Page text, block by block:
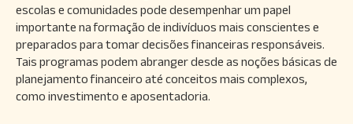
escolas e comunidades pode desempenhar um papel
importante na formação de indivíduos mais conscientes e
preparados para tomar decisões financeiras responsáveis.
Tais programas podem abranger desde as noções básicas de
planejamento financeiro até conceitos mais complexos,
como investimento e aposentadoria.